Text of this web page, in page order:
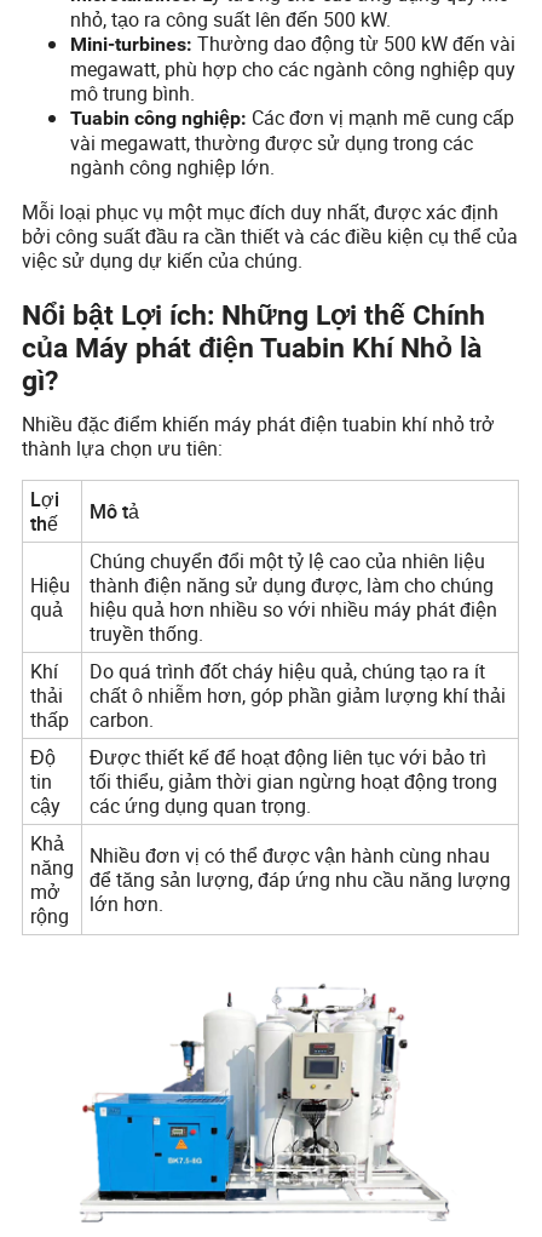
nhỏ, tạo ra công suất lên đến 500 kW.
Mini-turbines: Thường dao động từ 500 kW đến vài
megawatt, phù hợp cho các ngành công nghiệp quy
mô trung bình.
Tuabin công nghiệp: Các đơn vị mạnh mẽ cung cấp
vài megawatt, thường được sử dụng trong các
ngành công nghiệp lớn.
Mỗi loại phục vụ một mục đích duy nhất, được xác định
bởi công suất đầu ra cần thiết và các điều kiện cụ thể của
việc sử dụng dự kiến của chúng.
Nổi bật Lợi ích: Những Lợi thế Chính
của Máy phát điện Tuabin Khí Nhỏ là
gì?
Nhiều đặc điểm khiến máy phát điện tuabin khí nhỏ trở
thành lựa chọn ưu tiên:
Lợi
thế
Mô tả
Hiệu
quả
Chúng chuyển đổi một tỷ lệ cao của nhiên liệu
thành điện năng sử dụng được, làm cho chúng
hiệu quả hơn nhiều so với nhiều máy phát điện
truyền thống.
Khí
thải
thấp
Do quá trình đốt cháy hiệu quả, chúng tạo ra ít
chất ô nhiễm hơn, góp phần giảm lượng khí thải
carbon.
Độ
tin
cậy
Được thiết kế để hoạt động liên tục với bảo trì
tối thiểu, giảm thời gian ngừng hoạt động trong
các ứng dụng quan trọng.
Khả
năng
mở
rộng
Nhiều đơn vị có thể được vận hành cùng nhau
để tăng sản lượng, đáp ứng nhu cầu năng lượng
lớn hơn.